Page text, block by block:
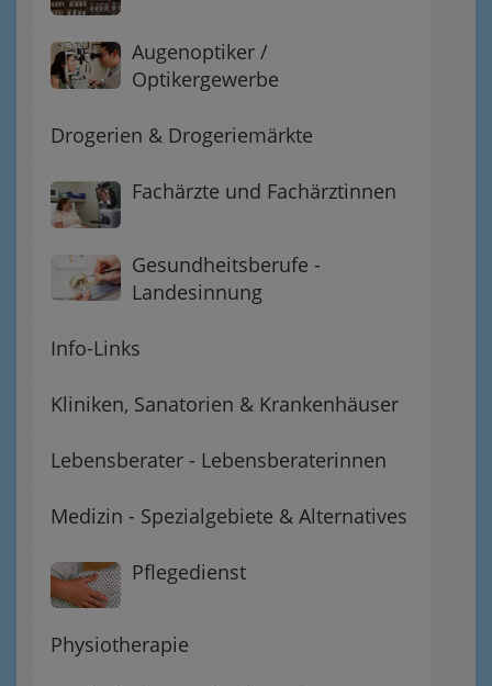
Augenoptiker /
Optikergewerbe
Drogerien & Drogeriemärkte
Fachärzte und Fachärztinnen
Gesundheitsberufe -
Landesinnung
Info-Links
Kliniken, Sanatorien & Krankenhäuser
Lebensberater - Lebensberaterinnen
Medizin - Spezialgebiete & Alternatives
Pflegedienst
Physiotherapie